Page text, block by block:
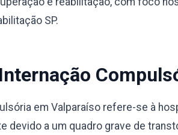
SP.
em Valparaíso refere-se à
devido a um quadro grave de